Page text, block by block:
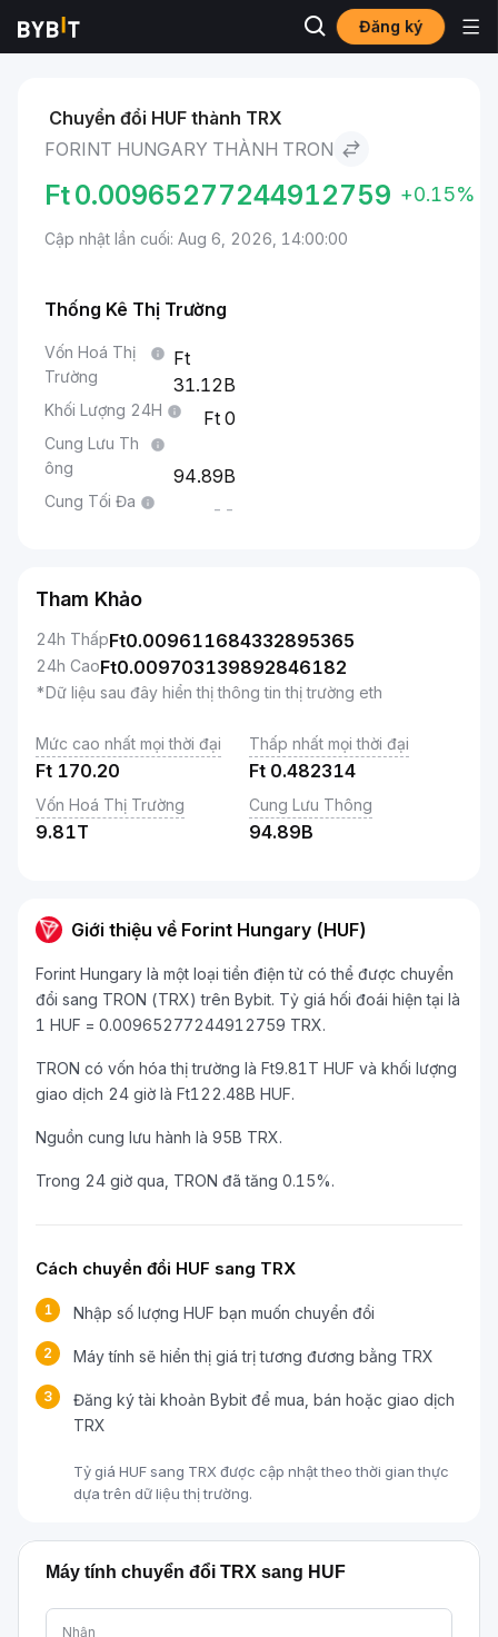
Đăng ký
Thị trường Forint Hungary to TRON
Chuyển đổi HUF thành TRX
FORINT HUNGARY THÀNH TRON
Ft0.00965277244912759 +0.15%
Cập nhật lần cuối: Aug 6, 2026, 14:00:00
Thống Kê Thị Trường
Vốn Hoá Thị
Trường
31.12B
Khối Lượng 24H 0
Cung Lưu Th
ông
94.89B
Cung Tối Đa --
Tham Khảo
24h ThấpFt0.009611684332895365
24h CaoFt0.009703139892846182
*Dữ liệu sau đây hiển thị thông tin thị trường eth
Mức cao nhất mọi thời đại
Ft 170.20
Thấp nhất mọi thời đại
Ft 0.482314
Vốn Hoá Thị Trường
9.81T
Cung Lưu Thông
94.89B
Giới thiệu về Forint Hungary (HUF)
Forint Hungary là một loại tiền điện tử có thể được chuyển
đổi sang TRON (TRX) trên Bybit. Tỷ giá hối đoái hiện tại là
1 HUF = 0.00965277244912759 TRX.
TRON có vốn hóa thị trường là Ft9.81T HUF và khối lượng
giao dịch 24 giờ là Ft122.48B HUF.
Nguồn cung lưu hành là 95B TRX.
Trong 24 giờ qua, TRON đã tăng 0.15%.
Cách chuyển đổi HUF sang TRX
1 Nhập số lượng HUF bạn muốn chuyển đổi
2 Máy tính sẽ hiển thị giá trị tương đương bằng TRX
3
Đăng ký tài khoản Bybit để mua, bán hoặc giao dịch
TRX
Tỷ giá HUF sang TRX được cập nhật theo thời gian thực
dựa trên dữ liệu thị trường.
Máy tính chuyển đổi TRX sang HUF
Nhận